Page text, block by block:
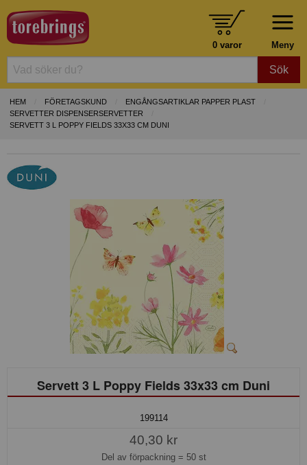
Meny
0 varor
Sök
HEM FÖRETAGSKUND
ENGÅNGSARTIKLAR PAPPER PLAST
SERVETTER DISPENSERSERVETTER
SERVETT 3 L POPPY FIELDS 33X33 CM DUNI
Servett 3 L Poppy Fields 33x33 cm Duni
199114
40,30 kr
Del av förpackning = 50 st